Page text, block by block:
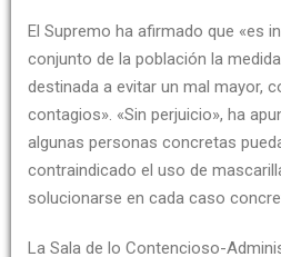
El Supremo ha afirmado que «es
conjunto de la población la
destinada a evitar un mal mayor,
contagios». «Sin perjuicio», ha
algunas personas concretas
contraindicado el uso de
solucionarse en cada caso
La Sala de lo Contencioso-